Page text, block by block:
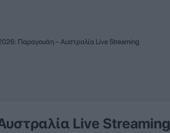
Παραγουάη – Αυστραλία Live Streaming
Live Streaming